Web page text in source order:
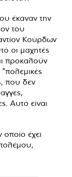
έκαναν την
του
Κούρδων
οι μαχητές
προκαλούν
που δεν
Αυτό είναι
έχει